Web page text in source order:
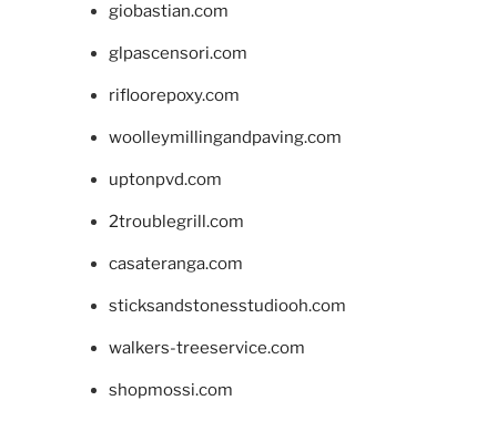
giobastian.com
glpascensori.com
rifloorepoxy.com
woolleymillingandpaving.com
uptonpvd.com
2troublegrill.com
casateranga.com
sticksandstonesstudiooh.com
walkers-treeservice.com
shopmossi.com